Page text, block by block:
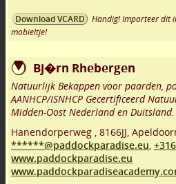
Download VCARD
Handig! Importeer dit
mobieltje!
Bj�rn Rhebergen
Natuurlijk Bekappen voor paarden,
AANHCP/ISNHCP Gecertificeerd
Midden-Oost Nederland en Duitsland.
Hanendorperweg , 8166JJ,
******@paddockparadise.eu,
www.paddockparadise.eu